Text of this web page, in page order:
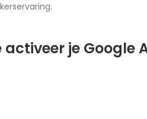
activeer je Google